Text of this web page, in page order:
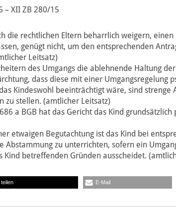
– XII ZB 280/15
die rechtlichen Eltern beharrlich weigern, einen
genügt nicht, um den entsprechenden
Leitsatz)
des Umgangs die ablehnende Haltung
dass diese mit einer Umgangsregelung
Kindeswohl beeinträchtigt wäre, sind strenge
zu stellen. (amtlicher Leitsatz)
a BGB hat das Gericht das Kind
etwaigen Begutachtung ist das Kind bei
Abstammung zu unterrichten, sofern ein
betreffenden Gründen ausscheidet.
teilen E-Mail